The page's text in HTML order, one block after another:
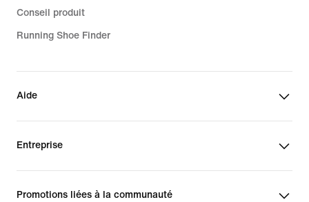
Conseil produit
Running Shoe Finder
Aide
Entreprise
Promotions liées à la communauté